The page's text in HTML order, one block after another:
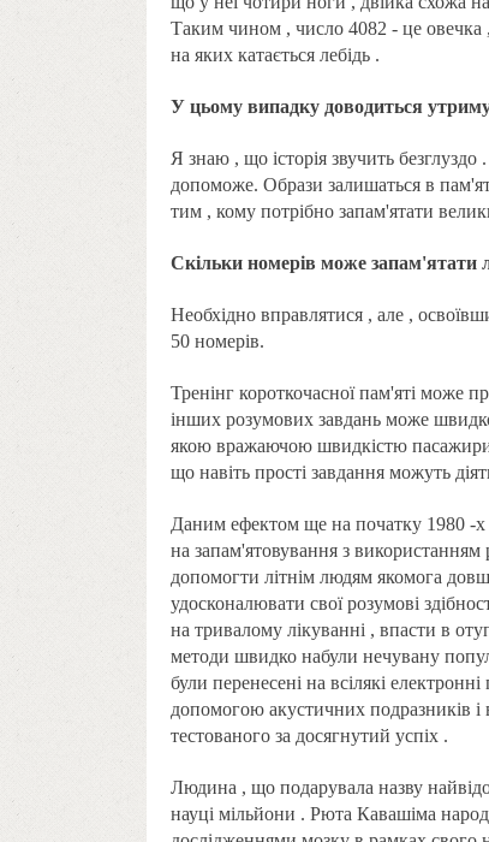
Таким чином , число 4082 - це овечка
на яких катається лебідь .
У цьому випадку доводиться
Я знаю , що історія звучить
допоможе. Образи залишаться в
тим , кому потрібно запам'ятати
Скільки номерів може запам'ятати
Необхідно вправлятися , але ,
50 номерів.
Тренінг короткочасної пам'яті може
інших розумових завдань може
якою вражаючою швидкістю пасажири
що навіть прості завдання можуть
Даним ефектом ще на початку 1980 -х
на запам'ятовування з
допомогти літнім людям якомога
удосконалювати свої розумові
на тривалому лікуванні , впасти в
методи швидко набули нечувану
були перенесені на всілякі
допомогою акустичних подразників і
тестованого за досягнутий успіх .
Людина , що подарувала назву
науці мільйони . Рюта Кавашіма